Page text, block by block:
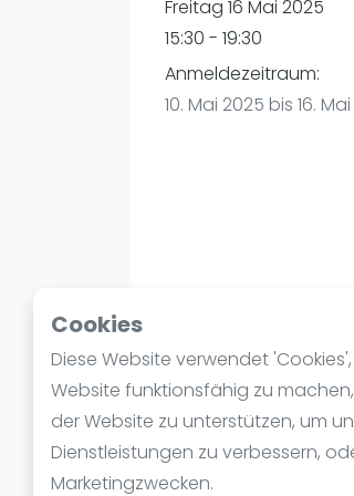
Cookies
Diese Website verwendet
Website funktionsfähig zu
der Website zu unterstützen, um
Dienstleistungen zu verbessern,
Marketingzwecken.
Verschiedenes
Freitag 16 Mai 2025
15:30 - 19:30
Anmeldezeitraum:
10. Mai 2025 bis 16.
Über AFTERWORK
AFTER WORK PADEL
Spielstärke: Alle
viel Padelspaß! Wir